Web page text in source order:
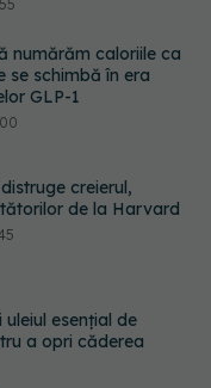
creierul,
de la Harvard
esențial de
a opri căderea
și cine trebuie
un rezultat